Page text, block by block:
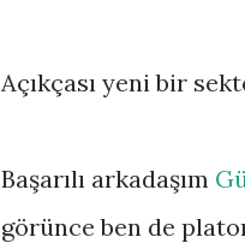
Açıkçası yeni bir
Başarılı arkadaşım
görünce ben de